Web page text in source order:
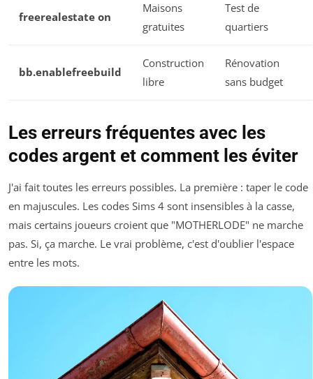
freerealestate on
Maisons
gratuites
Test de
quartiers
bb.enablefreebuild
Construction
libre
Rénovation
sans budget
Les erreurs fréquentes avec les
codes argent et comment les éviter
J'ai fait toutes les erreurs possibles. La première : taper le code
en majuscules. Les codes Sims 4 sont insensibles à la casse,
mais certains joueurs croient que "MOTHERLODE" ne marche
pas. Si, ça marche. Le vrai problème, c'est d'oublier l'espace
entre les mots.